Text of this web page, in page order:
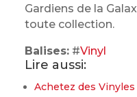
Gardiens de la
toute collection.
Balises:#Vinyl
Lire aussi:
Achetez des